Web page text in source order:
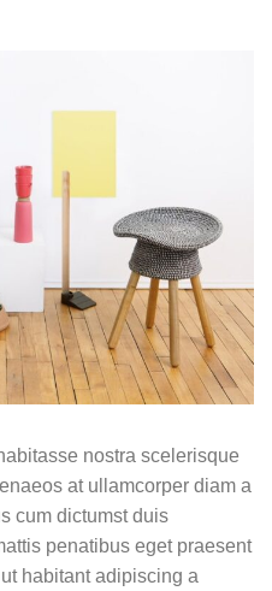
nostra scelerisque
at ullamcorper diam a
cum dictumst duis
penatibus eget praesent
habitant adipiscing a